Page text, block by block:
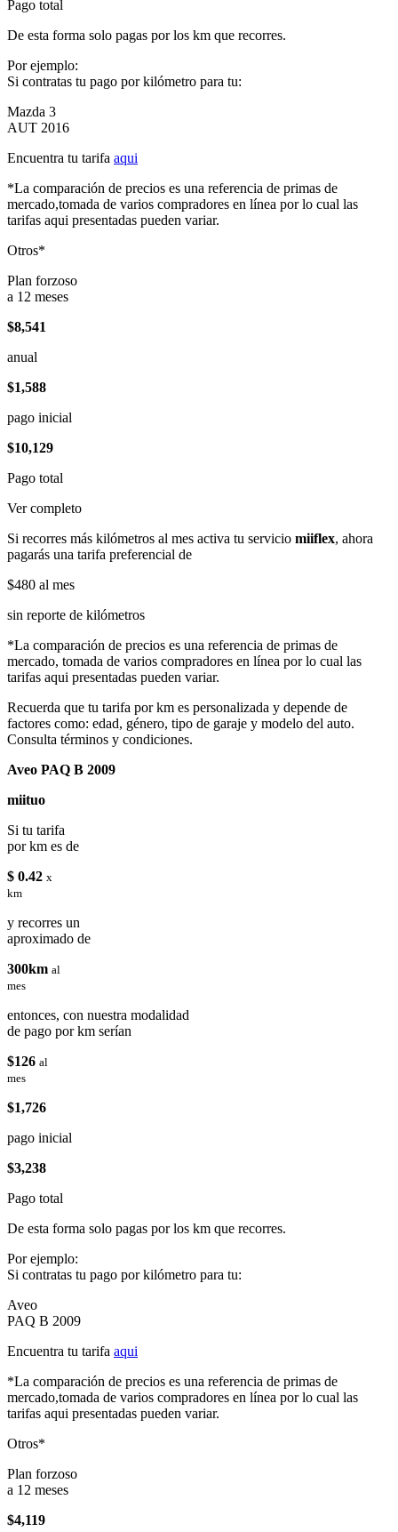
Pago total
De esta forma solo pagas por los km que recorres.
Por ejemplo:
Si contratas tu pago por kilómetro para tu:
Mazda 3
AUT 2016
Encuentra tu tarifa aqui
*La comparación de precios es una referencia de primas de
mercado,tomada de varios compradores en línea por lo cual las
tarifas aqui presentadas pueden variar.
Otros*
Plan forzoso
a 12 meses
$8,541
anual
$1,588
pago inicial
$10,129
Pago total
Ver completo
Si recorres más kilómetros al mes activa tu servicio miiflex, ahora
pagarás una tarifa preferencial de
$480 al mes
sin reporte de kilómetros
*La comparación de precios es una referencia de primas de
mercado, tomada de varios compradores en línea por lo cual las
tarifas aqui presentadas pueden variar.
Recuerda que tu tarifa por km es personalizada y depende de
factores como: edad, género, tipo de garaje y modelo del auto.
Consulta términos y condiciones.
Aveo PAQ B 2009
miituo
Si tu tarifa
por km es de
$ 0.42 x
km
y recorres un
aproximado de
300km al
mes
entonces, con nuestra modalidad
de pago por km serían
$126 al
mes
$1,726
pago inicial
$3,238
Pago total
De esta forma solo pagas por los km que recorres.
Por ejemplo:
Si contratas tu pago por kilómetro para tu:
Aveo
PAQ B 2009
Encuentra tu tarifa aqui
*La comparación de precios es una referencia de primas de
mercado,tomada de varios compradores en línea por lo cual las
tarifas aqui presentadas pueden variar.
Otros*
Plan forzoso
a 12 meses
$4,119